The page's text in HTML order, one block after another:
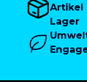
Artikel
Lager